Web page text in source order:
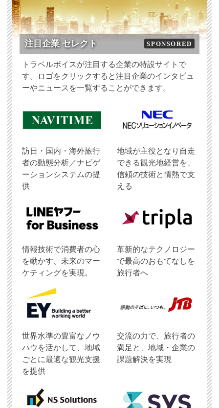
注目企業 セレクト SPONSORED
トラベルボイスが注目する企業の特設サイトで
す。ロゴをクリックすると注目企業のインタビュ
ーやニュースを一覧することができます。
訪日・国内・海外旅行
者の動態分析／ナビゲ
ーションシステムの提
供
地域が主役となり自走
できる観光地経営を、
信頼の技術と情熱で支
える
情報技術で消費者の心
を動かす、未来のマー
ケティングを実現。
革新的なテクノロジー
で最高のおもてなしを
旅行者へ
世界水準の豊富なノウ
ハウを活かして、地域
ごとに最適な観光支援
を提供
交流の力で、旅行者の
満足と、地域・企業の
課題解決を実現